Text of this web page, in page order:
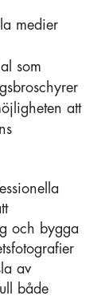
medier
som
att
och bygga
av
både